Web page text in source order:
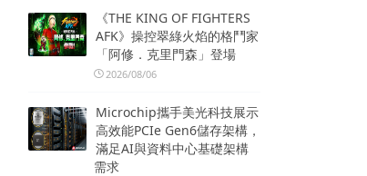
《THE KING OF FIGHTERS
AFK》操控翠綠火焰的格鬥家
「阿修．克里門森」登場
2026/08/06
Microchip攜手美光科技展示
高效能PCIe Gen6儲存架構，
滿足AI與資料中心基礎架構
需求